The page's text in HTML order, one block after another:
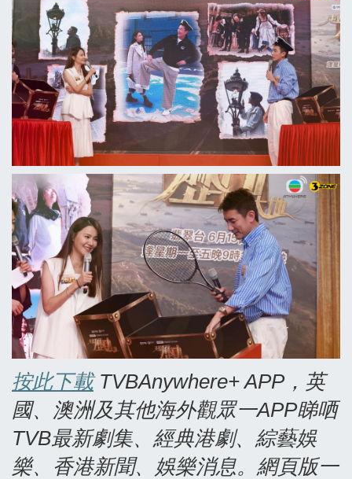
按此下載TVBAnywhere+ APP ，英
國、澳洲及其他海外觀眾一APP睇哂
TVB最新劇集、經典港劇、綜藝娛
樂、香港新聞、娛樂消息。網頁版一